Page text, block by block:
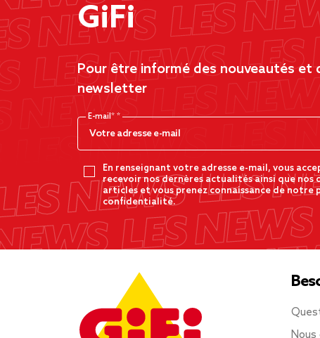
GiFi
Pour être informé des nouveautés et
newsletter
E-mail*
En renseignant votre adresse e-mail, vous
recevoir nos dernères actualités ainsi que nos
articles et vous prenez connaissance de notre
confidentialité.